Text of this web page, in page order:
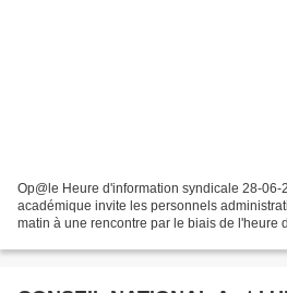
Op@le Heure d'information syndicale 28-06-
académique invite les personnels
matin à une rencontre par le biais de l'heure